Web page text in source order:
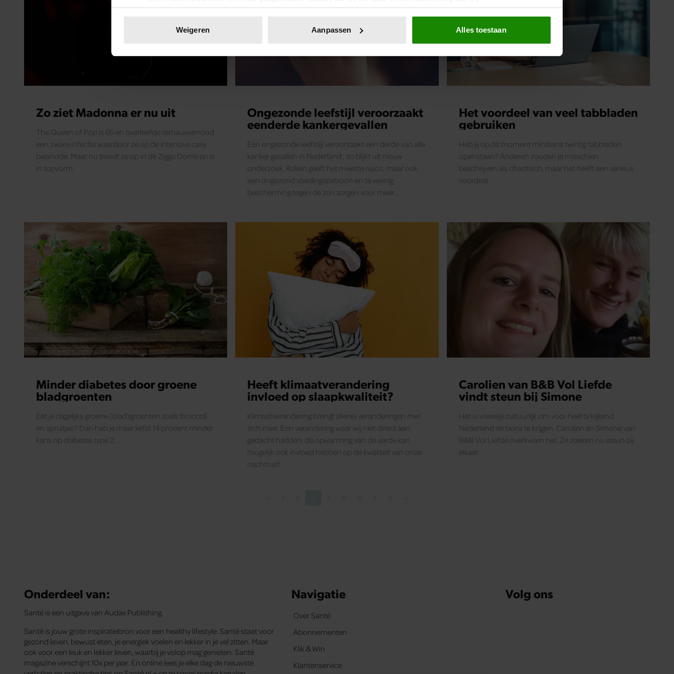
Uw apparaat identificeren door het actief te scannen op specifieke eigenschappen (fingerprinting)
toestemming op elk moment wijzigen of intrekken in de Cookieverklaring.
We gebruiken cookies om content en advertenties te personaliseren, om functies voor social media te bieden en om ons
websiteverkeer te analyseren. Ook delen we informatie over uw gebruik van onze site met onze partners voor social
media, adverteren en analyse. Deze partners kunnen deze gegevens combineren met andere informatie die u aan ze heeft
onze website blijft gebruiken.
Weigeren Aanpassen Alles toestaan
Zo ziet Madonna er nu uit
The Queen of Pop is 65 en overleefde ternauwernood
een zware infectie waardoor ze op de intensive care
belandde. Maar nu treedt ze op in de Ziggo Dome en is
in topvorm.
Ongezonde leefstijl veroorzaakt
eenderde kankergevallen
Een ongezonde leefstijl veroorzaakt een derde van alle
kanker gevallen in Nederland., zo blijkt uit nieuw
onderzoek. Roken geeft het meeste risico, maar ook
een ongezond voedingspatroon en te weinig
bescherming tegen de zon zorgen voor meer
Het voordeel van veel tabbladen
gebruiken
Heb jij op dit moment minstens twintig tabbladen
openstaan? Anderen zouden je misschien
beschrijven als chaotisch, maar het heeft een serieus
voordeel.
Minder diabetes door groene
bladgroenten
Eet je dagelijks groene (blad)groenten zoals broccoli
en spruitjes? Dan heb je maar liefst 14 procent minder
kans op diabetes type 2.
Heeft klimaatverandering
invloed op slaapkwaliteit?
Klimaatverandering brengt allerlei veranderingen met
zich mee. Een verandering waar wij niet direct aan
gedacht hadden: de opwarming van de aarde kan
mogelijk ook invloed hebben op de kwaliteit van onze
nachtrust.
Carolien van B&B Vol Liefde
vindt steun bij Simone
Het is vreselijk natuurlijk om voor heel tv kijkend
Nederland de bons te krijgen. Carolien en Simone van
B&B Vol Liefde overkwam het. Ze zoeken nu steun bij
elkaar.
Onderdeel van:
Santé is een uitgave van Audax Publishing.
Santé is jouw grote inspiratiebron voor een healthy lifestyle. Santé staat voor
gezond leven, bewust eten, je energiek voelen en lekker in je vel zitten. Maar
ook voor een leuk en lekker leven, waarbij je volop mag genieten. Santé
magazine verschijnt 10x per jaar. En online lees je elke dag de nieuwste
Navigatie
Over Santé
Abonnementen
Klik & Win
Klantenservice
Volg ons